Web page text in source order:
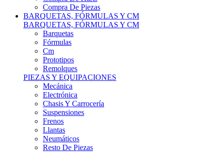
Compra De Piezas
BARQUETAS, FÓRMULAS Y CM
BARQUETAS, FÓRMULAS Y CM
Barquetas
Fórmulas
Cm
Prototipos
Remolques
PIEZAS Y EQUIPACIONES
Mecánica
Electrónica
Chasis Y Carrocería
Suspensiones
Frenos
Llantas
Neumáticos
Resto De Piezas